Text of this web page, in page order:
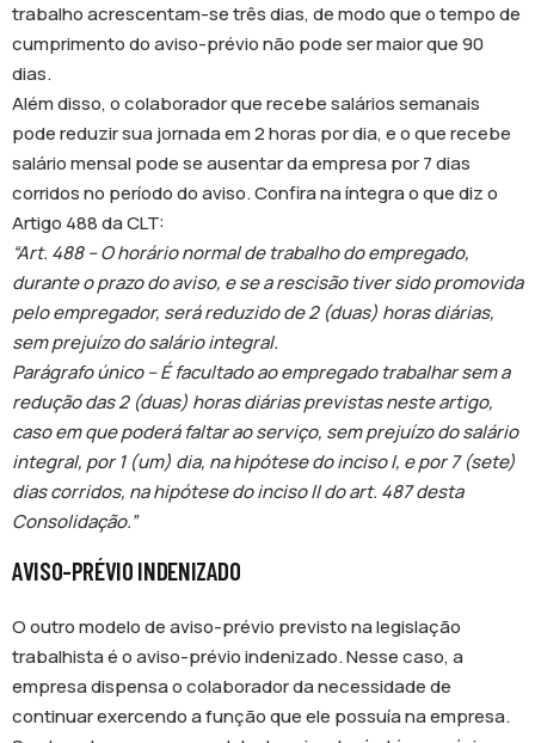
trabalho acrescentam-se três dias, de modo que o tempo de
cumprimento do aviso-prévio não pode ser maior que 90
dias.
Além disso, o colaborador que recebe salários semanais
pode reduzir sua jornada em 2 horas por dia, e o que recebe
salário mensal pode se ausentar da empresa por 7 dias
corridos no período do aviso. Confira na íntegra o que diz o
Artigo 488 da CLT:
“Art. 488 – O horário normal de trabalho do empregado,
durante o prazo do aviso, e se a rescisão tiver sido promovida
pelo empregador, será reduzido de 2 (duas) horas diárias,
sem prejuízo do salário integral.
Parágrafo único – É facultado ao empregado trabalhar sem a
redução das 2 (duas) horas diárias previstas neste artigo,
caso em que poderá faltar ao serviço, sem prejuízo do salário
integral, por 1 (um) dia, na hipótese do inciso l, e por 7 (sete)
dias corridos, na hipótese do inciso lI do art. 487 desta
Consolidação.”
AVISO-PRÉVIO INDENIZADO
O outro modelo de aviso-prévio previsto na legislação
trabalhista é o aviso-prévio indenizado. Nesse caso, a
empresa dispensa o colaborador da necessidade de
continuar exercendo a função que ele possuía na empresa.